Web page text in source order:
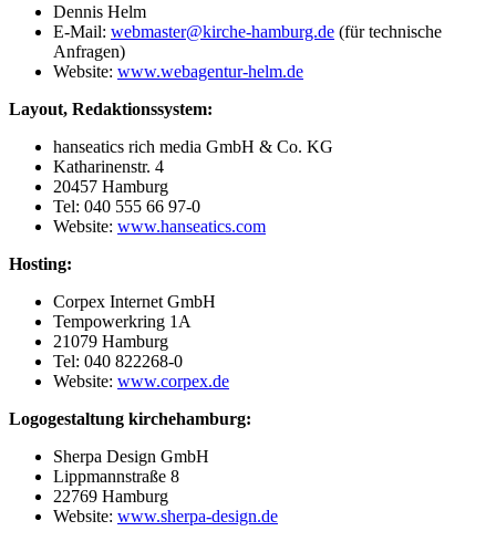
Dennis Helm
E-Mail: webmaster@kirche-hamburg.de (für technische
Anfragen)
Website: www.webagentur-helm.de
Layout, Redaktionssystem:
hanseatics rich media GmbH & Co. KG
Katharinenstr. 4
20457 Hamburg
Tel: 040 555 66 97-0
Website: www.hanseatics.com
Hosting:
Corpex Internet GmbH
Tempowerkring 1A
21079 Hamburg
Tel: 040 822268-0
Website: www.corpex.de
Logogestaltung kirchehamburg:
Sherpa Design GmbH
Lippmannstraße 8
22769 Hamburg
Website: www.sherpa-design.de